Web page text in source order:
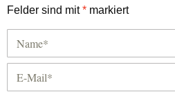
Felder sind mit* markiert